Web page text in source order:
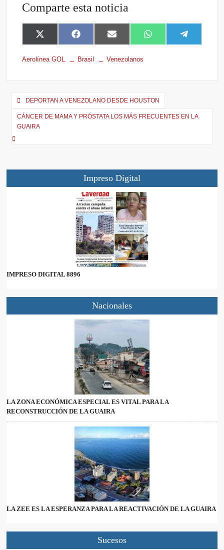
Comparte esta noticia
X
(
T
e
)
F
a
c
k
E
m
a
W
h
p
e
Aerolínea GOL Brasil Venezolanos
DEPORTAN A VENEZOLANO DESDE HOUSTON
CÁNCER DE MAMA Y PRÓSTATA LOS MÁS FRECUENTES EN LA
GUAIRA
Impreso Digital
IMPRESO DIGITAL 8896
Nacionales
LA ZONA ECONÓMICA ESPECIAL ES VITAL PARA LA
RECONSTRUCCIÓN DE LA GUAIRA
LA ZEE ES LA ESPERANZA PARA LA REACTIVACIÓN DE LA GUAIRA
Sucesos